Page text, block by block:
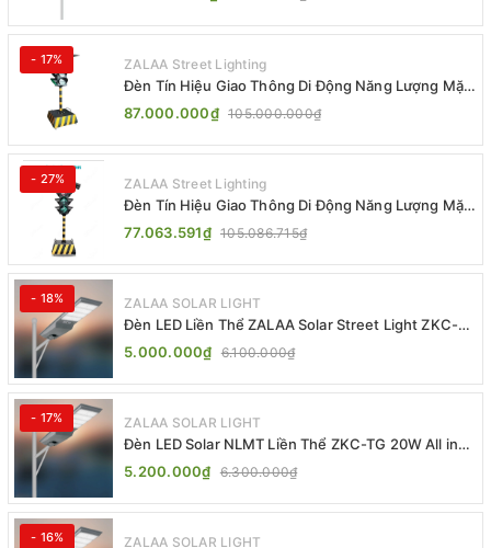
- 17% ZALAA Street Lighting
Đèn Tín Hiệu Giao Thông Di Động Năng Lượng Mặt
Trời ZALAA ZL-300A-D
87.000.000₫ 105.000.000₫
- 27% ZALAA Street Lighting
Đèn Tín Hiệu Giao Thông Di Động Năng Lượng Mặt
Trời ZALAA ZL-409300C
77.063.591₫ 105.086.715₫
- 18% ZALAA SOLAR LIGHT
Đèn LED Liền Thể ZALAA Solar Street Light ZKC-
TG 20W 25W 30W All In One
5.000.000₫ 6.100.000₫
- 17% ZALAA SOLAR LIGHT
Đèn LED Solar NLMT Liền Thể ZKC-TG 20W All in
One | ZALAA Street Light
5.200.000₫ 6.300.000₫
- 16% ZALAA SOLAR LIGHT